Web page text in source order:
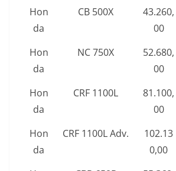
Hon
da
CB 500X
43.260,
00
Hon
da
NC 750X
52.680,
00
Hon
da
CRF 1100L
81.100,
00
Hon
da
CRF 1100L Adv.
102.13
0,00